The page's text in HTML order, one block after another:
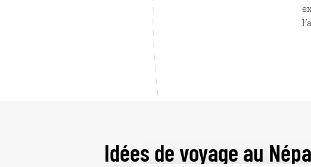
Idées de voyage au